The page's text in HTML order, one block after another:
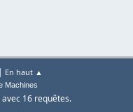
En haut ▲
Machines
16 requêtes.